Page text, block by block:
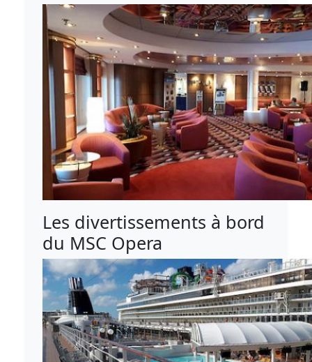
Les divertissements à bord
du MSC Opera